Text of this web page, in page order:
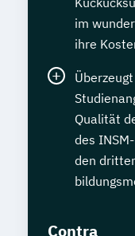
im
ihre
Qualität
des
den
Contra